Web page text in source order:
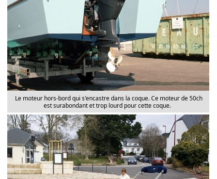
Le moteur hors-bord qui s'encastre dans la coque. Ce moteur de 50ch
est surabondant et trop lourd pour cette coque.